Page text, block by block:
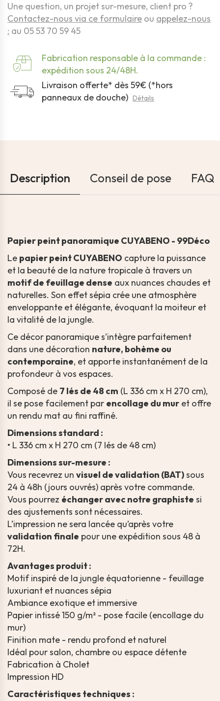
Une question, un projet sur-mesure, client pro ?
Contactez-nous via ce formulaire ou appelez-nous
: au 05 53 70 59 45
Fabrication responsable à la commande :
expédition sous 24/48H.
Livraison offerte* dès 59€ (*hors
panneaux de douche) Détails
Description Conseil de pose FAQ
Papier peint panoramique CUYABENO - 99Déco
Le papier peint CUYABENO capture la puissance
et la beauté de la nature tropicale à travers un
motif de feuillage dense aux nuances chaudes et
naturelles. Son effet sépia crée une atmosphère
enveloppante et élégante, évoquant la moiteur et
la vitalité de la jungle.
Ce décor panoramique s’intègre parfaitement
dans une décoration nature, bohème ou
contemporaine, et apporte instantanément de la
profondeur à vos espaces.
Composé de 7 lés de 48 cm (L 336 cm x H 270 cm),
il se pose facilement par encollage du mur et offre
un rendu mat au fini raffiné.
Dimensions standard :
• L 336 cm x H 270 cm (7 lés de 48 cm)
Dimensions sur-mesure :
Vous recevrez un visuel de validation (BAT)sous
24 à 48h (jours ouvrés) après votre commande.
Vous pourrez échanger avec notre graphiste si
des ajustements sont nécessaires.
L’impression ne sera lancée qu’après votre
validation finale pour une expédition sous 48 à
72H.
Avantages produit :
Motif inspiré de la jungle équatorienne - feuillage
luxuriant et nuances sépia
Ambiance exotique et immersive
Papier intissé 150 g/m² - pose facile (encollage du
mur)
Finition mate - rendu profond et naturel
Idéal pour salon, chambre ou espace détente
Fabrication à Cholet
Impression HD
Caractéristiques techniques :